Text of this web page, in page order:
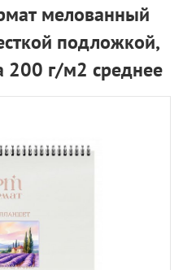
мелованный
подложкой,
200 г/м2 среднее